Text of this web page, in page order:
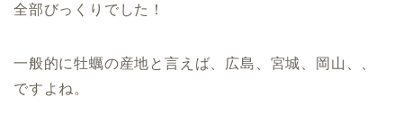
全部びっくりでした！
一般的に牡蠣の産地と言えば、広島、宮城、岡山、、
ですよね。